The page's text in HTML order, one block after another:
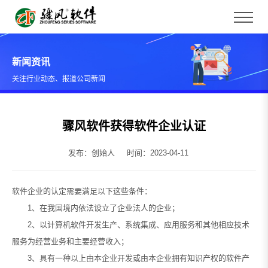
新闻资讯
关注行业动态、报道公司新闻
骤风软件获得软件企业认证
发布：创始人 时间：2023-04-11
软件企业的认定需要满足以下这些条件：
1、在我国境内依法设立了企业法人的企业；
2、以计算机软件开发生产、系统集成、应用服务和其他相应技术
服务为经营业务和主要经营收入；
3、具有一种以上由本企业开发或由本企业拥有知识产权的软件产